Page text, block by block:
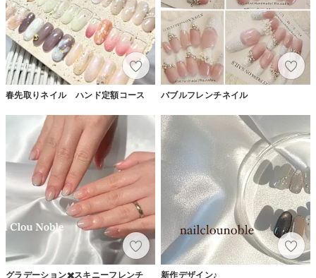
春先取りネイル ハンド定額コース バブルフレンチネイル
グラデーション✖️スキニーフレンチ 新作デザイン♪